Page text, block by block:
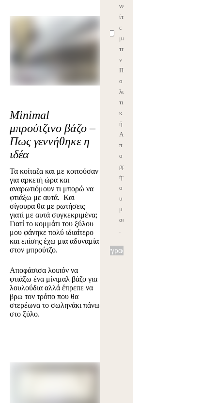
Minimal
μπρούτζινο βάζο –
Πως γεννήθηκε η
ιδέα
Τα κοίταζα και με κοιτούσαν
για αρκετή ώρα και
αναρωτιόμουν τι μπορώ να
φτιάξω με αυτά. Και
σίγουρα θα με ρωτήσεις
γιατί με αυτά συγκεκριμένα;
Γιατί το κομμάτι του ξύλου
μου φάνηκε πολύ ιδιαίτερο
και επίσης έχω μια αδυναμία
στον μπρούτζο.
Αποφάσισα λοιπόν να
φτιάξω ένα μίνιμαλ βάζο για
λουλούδια αλλά έπρεπε να
βρω τον τρόπο που θα
στερέωνα το σωληνάκι πάνω
στο ξύλο.
Εγγραφή
νε
ίτ
ε
με
τη
ν
Π
ο
λι
τι
κ
ή
Α
π
ο
ρρ
ήτ
ο
υ
μ
ας
.